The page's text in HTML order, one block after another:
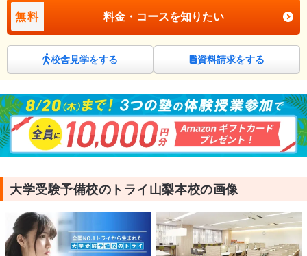
無料 料金・コースを知りたい
校舎見学をする 資料請求をする
大学受験予備校のトライ山梨本校の画像